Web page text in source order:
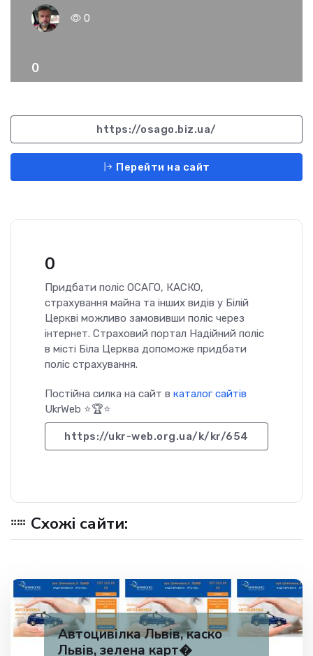
0
0
https://osago.biz.ua/
Перейти на сайт
0
Придбати поліс ОСАГО, КАСКО,
страхування майна та інших видів у Білій
Церкві можливо замовивши поліс через
інтернет. Страховий портал Надійний поліс
в місті Біла Церква допоможе придбати
поліс страхування.
Постійна силка на сайт в каталог сайтів
UkrWeb ⭐🏆⭐
https://ukr-web.org.ua/k/kr/654
Схожі сайти:
Автоцивілка Львів, каско
Львів, зелена карт�